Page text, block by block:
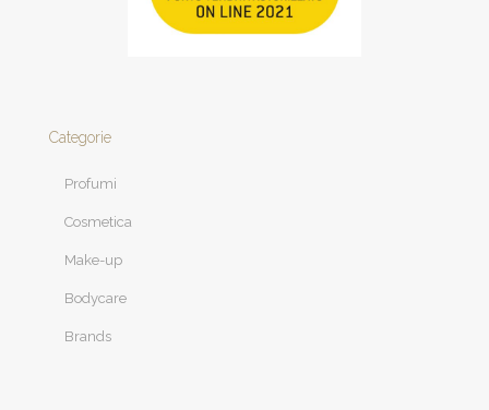
Categorie
Profumi
Cosmetica
Make-up
Bodycare
Brands